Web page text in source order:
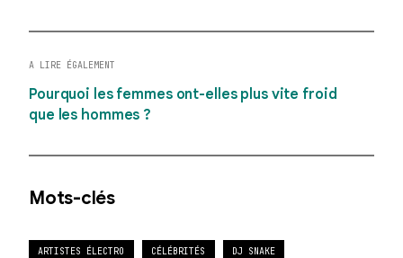
A LIRE ÉGALEMENT
Pourquoi les femmes ont-elles plus vite froid
que les hommes ?
Mots-clés
ARTISTES ÉLECTRO CÉLÉBRITÉS DJ SNAKE